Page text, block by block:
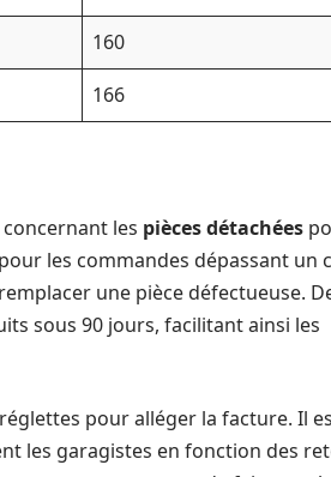
160
166
les pièces détachées
les commandes dépassant un
une pièce défectueuse.
sous 90 jours, facilitant ainsi les
pour alléger la facture. Il
les garagistes en fonction des